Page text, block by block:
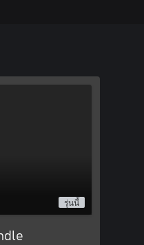
รุ่นนี้